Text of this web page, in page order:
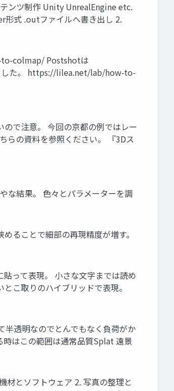
ンツ制作 Unity UnrealEngine etc.
形式 .outファイルへ書き出し 2.
to-colmap/ Postshotは
した。 https://lilea.net/lab/how-to-
で注意。 今回の京都の例ではレー
らの資料を参照ください。 『3Dス
な結果。 色々とパラメーターを調
ることで細部の再現精度が増す。
って表現。 小さな文字までは読め
こ取りのハイブリッドで表現。
透明なのでとんでもなく負荷がか
時はこの範囲は通常品質Splat 遠景
とソフトウェア 2. 写真の整理と